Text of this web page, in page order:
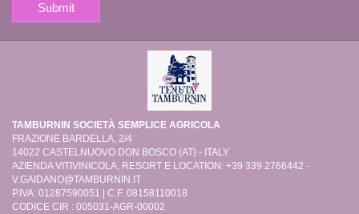
TAMBURNIN SOCIETÀ SEMPLICE AGRICOLA
FRAZIONE BARDELLA, 2/4
14022 CASTELNUOVO DON BOSCO (AT) - ITALY
AZIENDA VITIVINICOLA, RESORT E LOCATION: +39 339 2766442 -
V.GAIDANO@TAMBURNIN.IT
P.IVA: 01287590051 | C.F. 08158110018
CODICE CIR : 005031-AGR-00002